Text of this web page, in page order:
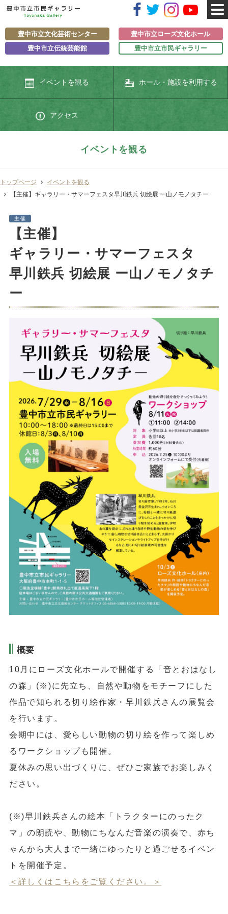
豊中市立文化芸術センター
豊中市立ローズ文化ホール
豊中市立伝統芸能館
豊中市立市民ギャラリー
イベントを観る ホール・施設を利用する
アクセス
イベントを観る
トップページ
イベントを観る
【主催】ギャラリー・サマーフェスタ早川鉄兵 切絵展 ー山ノモノタチー
主催
【主催】
ギャラリー・サマーフェスタ
早川鉄兵 切絵展 ー山ノモノタチ
ー
概要
10月にローズ文化ホールで開催する「音とおはなし
の森」(※)に先立ち、自然や動物をモチーフにした
作品で知られる切り絵作家・早川鉄兵さんの展覧会
を行います。
会期中には、愛らしい動物の切り絵を作って楽しめ
るワークショップも開催。
夏休みの思い出づくりに、ぜひご家族でお楽しみく
ださい。
(※)早川鉄兵さんの絵本「トラクターにのったク
マ」の朗読や、動物にちなんだ音楽の演奏で、赤ち
ゃんから大人まで一緒にゆったりと過ごせるイベン
トを開催予定。
＜詳しくはこちらをご覧ください。＞